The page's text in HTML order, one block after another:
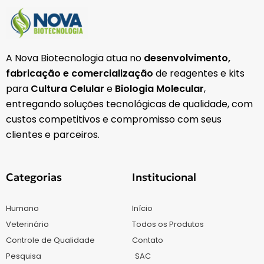
A Nova Biotecnologia atua no desenvolvimento,
fabricação e comercialização de reagentes e kits
para Cultura Celular e Biologia Molecular,
entregando soluções tecnológicas de qualidade, com
custos competitivos e compromisso com seus
clientes e parceiros.
Categorias
Humano
Veterinário
Controle de Qualidade
Pesquisa
Institucional
Início
Todos os Produtos
Contato
SAC